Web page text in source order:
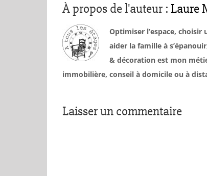
À propos de l'auteur : Laure
Optimiser l’espace,
aider la famille à
& décoration est mon
immobilière, conseil à domicile ou à
Laisser un commentaire